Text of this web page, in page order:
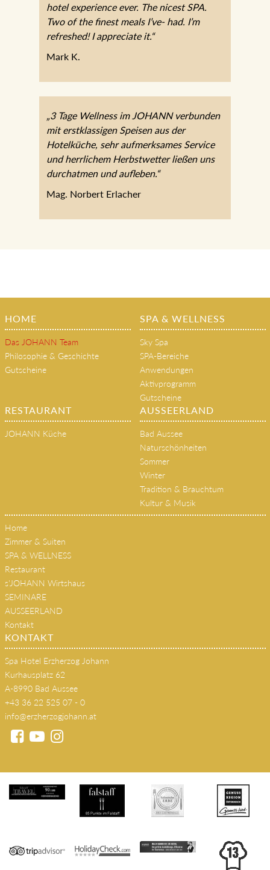
hotel experience ever. The nicest SPA.
Two of the finest meals I’ve- had. I’m
refreshed! I appreciate it.“
Mark K.
„3 Tage Wellness im JOHANN verbunden
mit erstklassigen Speisen aus der
Hotelküche, sehr aufmerksames Service
und herrlichem Herbstwetter ließen uns
durchatmen und aufleben.“
Mag. Norbert Erlacher
HOME
Das JOHANN Team
Philosophie & Geschichte
Gutscheine
SPA & WELLNESS
Sky Spa
SPA-Bereiche
Anwendungen
Aktivprogramm
Gutscheine
RESTAURANT
JOHANN Küche
AUSSEERLAND
Bad Aussee
Naturschönheiten
Sommer
Winter
Tradition & Brauchtum
Kultur & Musik
Home
Zimmer & Suiten
SPA & WELLNESS
Restaurant
s'JOHANN Wirtshaus
SEMINARE
AUSSEERLAND
Kontakt
KONTAKT
Spa Hotel Erzherzog Johann
Kurhausplatz 62
A-8990 Bad Aussee
+43 36 22 525 07 - 0
info@erzherzogjohann.at